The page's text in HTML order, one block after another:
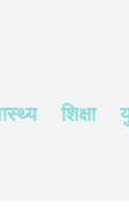
शिक्षा